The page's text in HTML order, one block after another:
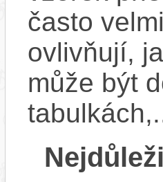
často
ovlivňují,
může být